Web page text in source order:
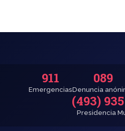
911
Emergencias
089
Denuncia
(493)
Presidencia